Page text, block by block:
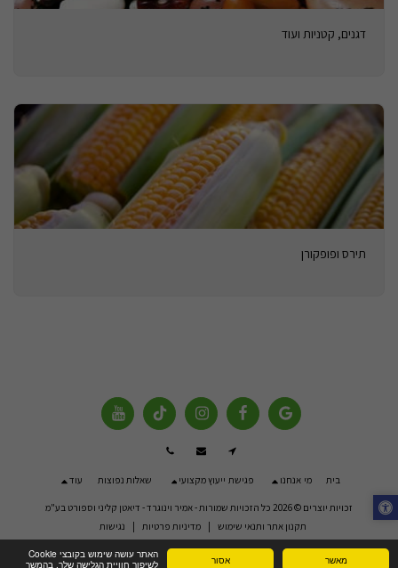
מאשר אסור
האתר עושה שימוש בקובצי Cookie
לשיפור חוויית הגלישה שלך. בהמשך
דגנים, קטניות ועוד
תירס ופופקורן
בית מי אנחנו פגישת ייעוץ מקצועי שאלות נפוצות עוד
זכויות יוצרים © 2026 כל הזכויות שמורות -
אמיר וינוגרד - דיאטן קליני וספורט בע"מ
תקנון אתר ותנאי שימוש |מדיניות פרטיות נגישות